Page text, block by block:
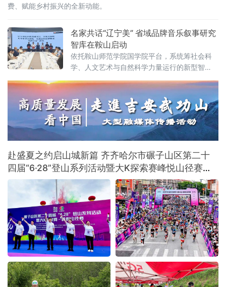
费、赋能乡村振兴的全新动能。
名家共话“辽宁美” 省域品牌音乐叙事研究
智库在鞍山启动
依托鞍山师范学院国学院平台，系统筹社会科
学、人文艺术与自然科学力量运行的新型智
围绕新大众文艺、古典音乐、传统文化、地域
文化及诵读传播五大方向深耕细作，着力补齐
国内音乐叙事系统化研究短板，形成有组织科
研模式。
赴盛夏之约启山城新篇 齐齐哈尔市碾子山区第二十
四届“6·28”登山系列活动暨大K探索赛峰悦山径赛激
情开赛